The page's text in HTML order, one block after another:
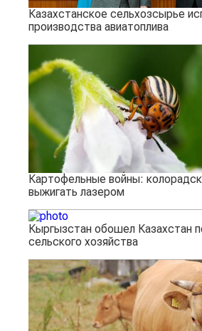
Казахстанское сельхозсырье
производства авиатоплива
Картофельные войны:
выжигать лазером
Кыргызстан обошел Казахстан
сельского хозяйства